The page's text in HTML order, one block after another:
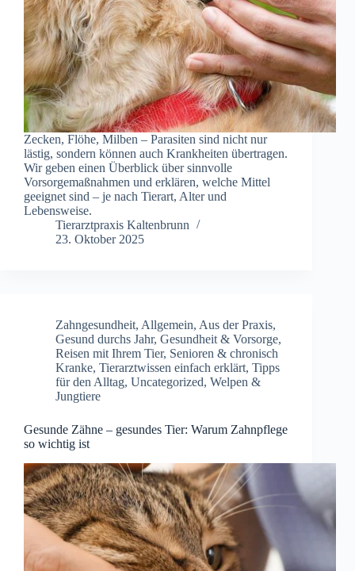
Zecken, Flöhe, Milben – Parasiten sind nicht nur
lästig, sondern können auch Krankheiten übertragen.
Wir geben einen Überblick über sinnvolle
Vorsorgemaßnahmen und erklären, welche Mittel
geeignet sind – je nach Tierart, Alter und
Lebensweise.
Tierarztpraxis Kaltenbrunn
23. Oktober 2025
Zahngesundheit, Allgemein, Aus der Praxis,
Gesund durchs Jahr, Gesundheit & Vorsorge,
Reisen mit Ihrem Tier, Senioren & chronisch
Kranke, Tierarztwissen einfach erklärt, Tipps
für den Alltag, Uncategorized, Welpen &
Jungtiere
Gesunde Zähne – gesundes Tier: Warum Zahnpflege
so wichtig ist